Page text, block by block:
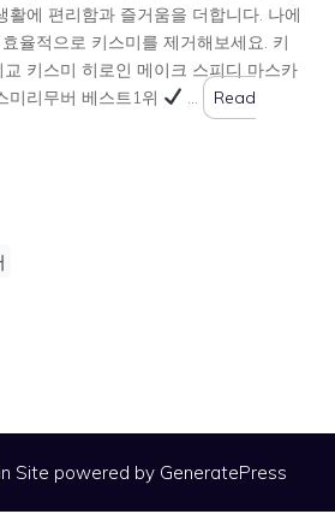
활에 편리함과 즐거움을 더합니다. 나에
율적으로 키스미를 제거해보세요. 키
키스미 히로인 메이크 스피디 마스카
미리무버 베스트1위
Read
Site powered by GeneratePress